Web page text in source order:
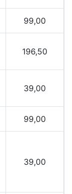
99,00
196,50
39,00
99,00
39,00